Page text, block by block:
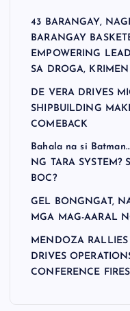
43 BARANGAY,
BARANGAY
EMPOWERING
SA DROGA,
DE VERA DRIVES
SHIPBUILDING
COMEBACK
Bahala na si
NG TARA SYSTEM?
BOC?
GEL BONGNGAT,
MGA MAG-AARAL
MENDOZA
DRIVES
CONFERENCE